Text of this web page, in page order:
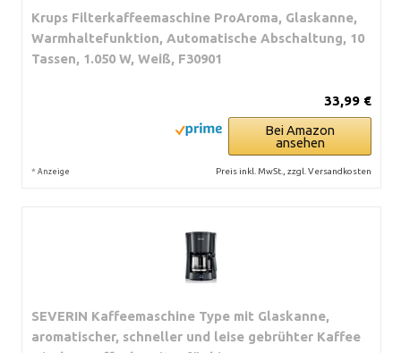
Krups Filterkaffeemaschine ProAroma, Glaskanne,
Warmhaltefunktion, Automatische Abschaltung, 10
Tassen, 1.050 W, Weiß, F30901
33,99 €
Bei Amazon
ansehen
* Anzeige Preis inkl. MwSt., zzgl. Versandkosten
SEVERIN Kaffeemaschine Type mit Glaskanne,
aromatischer, schneller und leise gebrühter Kaffee